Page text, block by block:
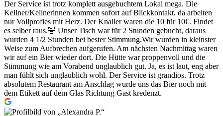
Der Service ist trotz komplett ausgebuchtem Lokal mega. Die
Kellner/Kellnerinnen kommen sofort auf Blickkontakt, da arbeiten
nur Vollprofies mit Herz. Der Knaller waren die 10 für 10€. Findet
es selber raus.🤣 Unser Tisch war für 2 Stunden gebucht, daraus
wurden 4 1/2 Stunden bei bester Stimmung.Wir wurden in kleinster
Weise zum Aufbrechen aufgerufen. Am nächsten Nachmittag waren
wir auf ein Bier wieder dort. Die Hütte war proppenvoll und die
Stimmung wie am Vorabend unglaublich gut. Ja, es ist laut, eng aber
man fühlt sich unglaublich wohl. Der Service ist grandios. Trotz
absolutem Restaurant am Anschlag wurde uns das Bier noch mit
dem Etikett auf dem Glas Richtung Gast kredenzt.